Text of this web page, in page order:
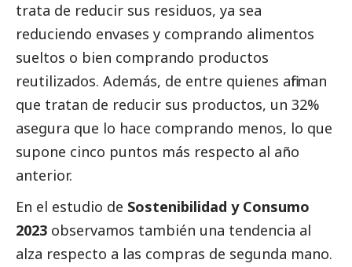
trata de reducir sus residuos, ya sea
reduciendo envases y comprando alimentos
sueltos o bien comprando productos
reutilizados. Además, de entre quienes afirman
que tratan de reducir sus productos, un 32%
asegura que lo hace comprando menos, lo que
supone cinco puntos más respecto al año
anterior.
En el estudio de Sostenibilidad y Consumo
2023 observamos también una tendencia al
alza respecto a las compras de segunda mano.